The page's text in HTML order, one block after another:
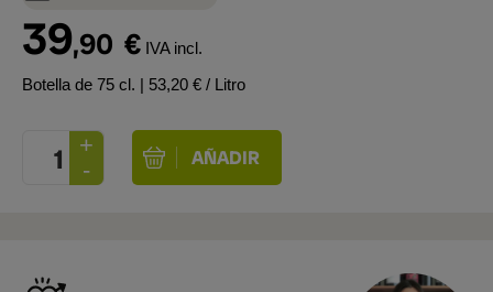
39,90 € IVA incl.
Botella de 75 cl. | 53,20 € / Litro